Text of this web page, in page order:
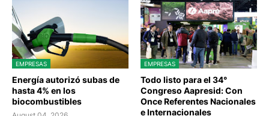
EMPRESAS
Energía autorizó subas de
hasta 4% en los
biocombustibles
EMPRESAS
Todo listo para el 34°
Congreso Aapresid: Con
Once Referentes Nacionales
e Internacionales